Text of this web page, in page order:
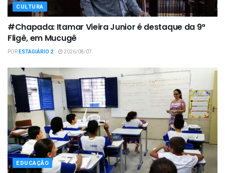
CULTURA
#Chapada: Itamar Vieira Junior é destaque da 9ª
Fligê, em Mucugê
PORESTAGIÁRIO 2 2026/08/07
EDUCAÇÃO